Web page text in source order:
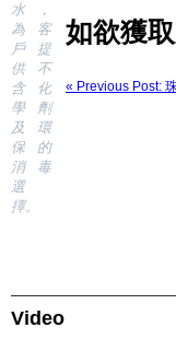
水，
為客
戶提
供不
含化
學劑
及環
保的
消毒
選
擇。
如欲獲
« Previous Post:
Video